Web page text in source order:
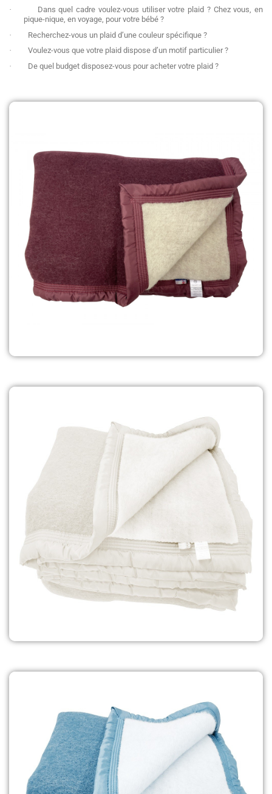
·
Dans quel cadre voulez-vous utiliser votre plaid ? Chez vous, en
pique-nique, en voyage, pour votre bébé ?
·
Recherchez-vous un plaid d’une couleur spécifique ?
·
Voulez-vous que votre plaid dispose d’un motif particulier ?
·
De quel budget disposez-vous pour acheter votre plaid ?